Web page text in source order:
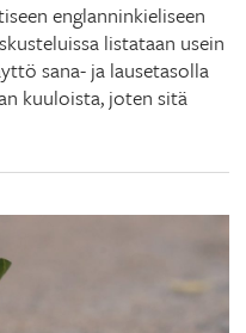
englanninkieliseen
listataan usein
sana- ja lausetasolla
kuuloista, joten sitä